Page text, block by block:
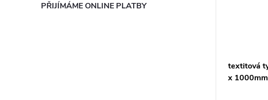
PŘIJÍMÁME ONLINE PLATBY
textitová
x